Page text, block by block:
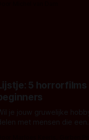
5 horrorfilms
je jouw gruwelijke
met mensen die een